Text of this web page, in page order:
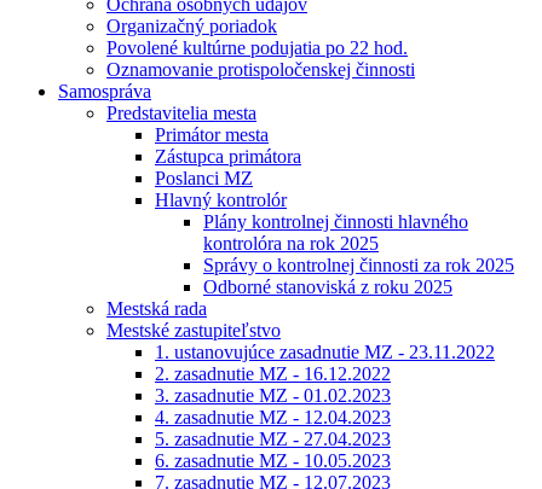
Ochrana osobných údajov
Organizačný poriadok
Povolené kultúrne podujatia po 22 hod.
Oznamovanie protispoločenskej činnosti
Samospráva
Predstavitelia mesta
Primátor mesta
Zástupca primátora
Poslanci MZ
Hlavný kontrolór
Plány kontrolnej činnosti hlavného
kontrolóra na rok 2025
Správy o kontrolnej činnosti za rok 2025
Odborné stanoviská z roku 2025
Mestská rada
Mestské zastupiteľstvo
1. ustanovujúce zasadnutie MZ - 23.11.2022
2. zasadnutie MZ - 16.12.2022
3. zasadnutie MZ - 01.02.2023
4. zasadnutie MZ - 12.04.2023
5. zasadnutie MZ - 27.04.2023
6. zasadnutie MZ - 10.05.2023
7. zasadnutie MZ - 12.07.2023